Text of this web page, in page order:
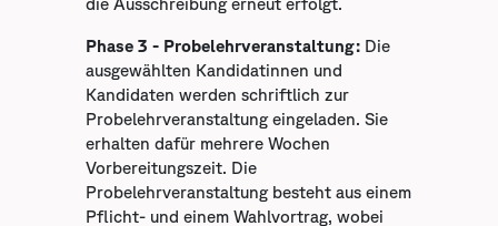
die Ausschreibung erneut erfolgt.
Phase 3 - Probelehrveranstaltung: Die
ausgewählten Kandidatinnen und
Kandidaten werden schriftlich zur
Probelehrveranstaltung eingeladen. Sie
erhalten dafür mehrere Wochen
Vorbereitungszeit. Die
Probelehrveranstaltung besteht aus einem
Pflicht- und einem Wahlvortrag, wobei